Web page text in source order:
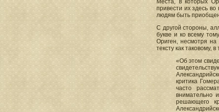
Места, в которых
привести их здесь
людям быть
С другой стороны,
букве и ко всему
Ориген, несмотря на
тексту как таковому,
«Об этом
критика
часто
внимательно
решающего